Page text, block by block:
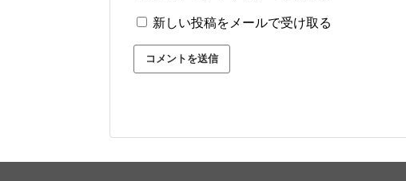
新しい投稿をメールで受け取る